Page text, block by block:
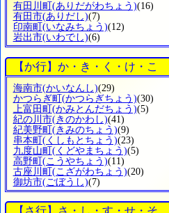
有田川町 (ありだがわちょう)(16)
有田市(ありだし)(7)
印南町 (いなみちょう)(12)
岩出市(いわでし)(6)
【か行】か・き・く・け・こ
海南市(かいなんし)(29)
かつらぎ町 (かつらぎちょう)(30)
上富田町 (かみとんだちょう)(5)
紀の川市(きのかわし)(41)
紀美野町 (きみのちょう)(9)
串本町 (くしもとちょう)(23)
九度山町 (くどやまちょう)(5)
高野町 (こうやちょう)(11)
古座川町 (こざがわちょう)(20)
御坊市(ごぼうし)(7)